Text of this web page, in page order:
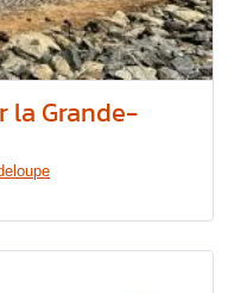
la Grande-